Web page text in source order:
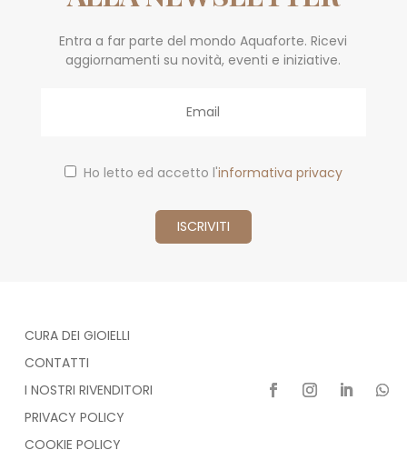
Entra a far parte del mondo Aquaforte. Ricevi
aggiornamenti su novità, eventi e iniziative.
Ho letto ed accetto l'informativa privacy
CURA DEI GIOIELLI
CONTATTI
I NOSTRI RIVENDITORI
PRIVACY POLICY
COOKIE POLICY